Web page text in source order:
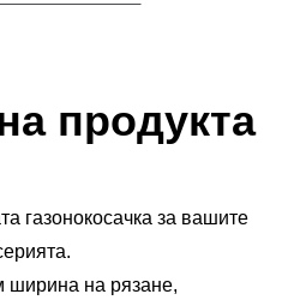
продукта
газонокосачка за вашите
ширина на рязане,